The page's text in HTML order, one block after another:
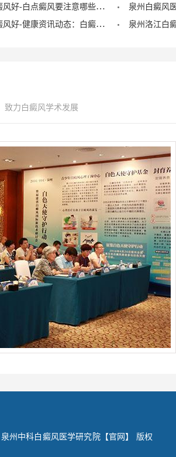
泉州哪家医院查白癜风好-白点癜风要注意哪些饮食禁忌？
泉州哪个医院看白癜风好-健康资讯动态：白癜风的症状早期图片？
致力白癜风学术发展
州中科白癜风医学研究院【官网】 版权